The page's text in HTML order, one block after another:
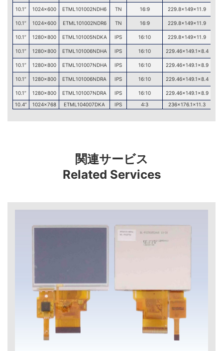
10.1” 1024×600 ETML101002NDH6 TN 16:9 229.8×149×11.9
10.1” 1024×600 ETML101002NDR6 TN 16:9 229.8×149×11.9
10.1” 1280×800 ETML101005NDKA IPS 16:10 229.8×149×11.9
10.1” 1280×800 ETML101006NDHA IPS 16:10 229.46×149.1×8.4
10.1” 1280×800 ETML101007NDHA IPS 16:10 229.46×149.1×8.9
10.1” 1280×800 ETML101006NDRA IPS 16:10 229.46×149.1×8.4
10.1” 1280×800 ETML101007NDRA IPS 16:10 229.46×149.1×8.9
10.4”
1024×768 ETML104007DKA IPS 4:3 236×176.1×11.3
関連サービス
Related Services